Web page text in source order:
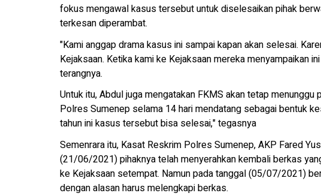
fokus mengawal kasus tersebut untuk diselesaikan pihak
terkesan diperambat.
"Kami anggap drama kasus ini sampai kapan akan selesai.
Kejaksaan. Ketika kami ke Kejaksaan mereka menyampaikan
terangnya.
Untuk itu, Abdul juga mengatakan FKMS akan tetap
Polres Sumenep selama 14 hari mendatang sebagai bentuk
tahun ini kasus tersebut bisa selesai," tegasnya
Semenrara itu, Kasat Reskrim Polres Sumenep, AKP Fared
(21/06/2021) pihaknya telah menyerahkan kembali berkas
ke Kejaksaan setempat. Namun pada tanggal (05/07/2021)
dengan alasan harus melengkapi berkas.